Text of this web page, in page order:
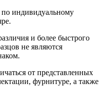
индивидуальному
и более быстрого
не являются
от представленных
фурнитуре, а также